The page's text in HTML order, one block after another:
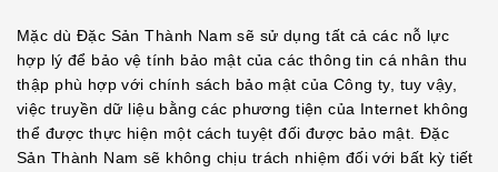
Mặc dù Đặc Sản Thành Nam sẽ sử dụng tất cả các nỗ lực
hợp lý để bảo vệ tính bảo mật của các thông tin cá nhân thu
thập phù hợp với chính sách bảo mật của Công ty, tuy vậy,
việc truyền dữ liệu bằng các phương tiện của Internet không
thể được thực hiện một cách tuyệt đối được bảo mật. Đặc
Sản Thành Nam sẽ không chịu trách nhiệm đối với bất kỳ tiết